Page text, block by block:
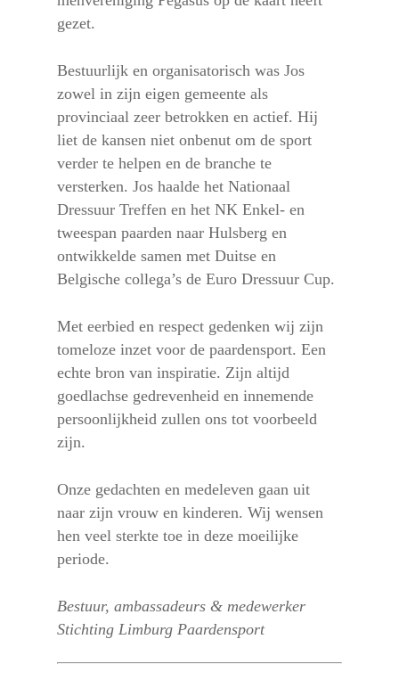
gezet.
Bestuurlijk en organisatorisch was Jos
zowel in zijn eigen gemeente als
provinciaal zeer betrokken en actief. Hij
liet de kansen niet onbenut om de sport
verder te helpen en de branche te
versterken. Jos haalde het Nationaal
Dressuur Treffen en het NK Enkel- en
tweespan paarden naar Hulsberg en
ontwikkelde samen met Duitse en
Belgische collega’s de Euro Dressuur Cup.
Met eerbied en respect gedenken wij zijn
tomeloze inzet voor de paardensport. Een
echte bron van inspiratie. Zijn altijd
goedlachse gedrevenheid en innemende
persoonlijkheid zullen ons tot voorbeeld
zijn.
Onze gedachten en medeleven gaan uit
naar zijn vrouw en kinderen. Wij wensen
hen veel sterkte toe in deze moeilijke
periode.
Bestuur, ambassadeurs & medewerker
Stichting Limburg PaardensportEconomie
Organisatie
Doelstellingen 2030
Activiteiten